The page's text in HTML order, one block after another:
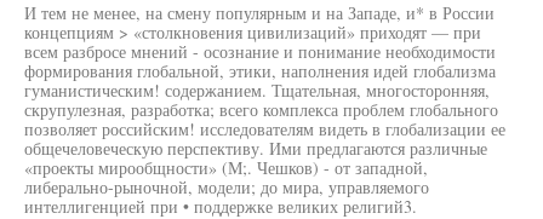
И тем не менее, на смену популярным и на Западе, и* в России
концепциям > «столкновения цивилизаций» приходят — при
всем разбросе мнений - осознание и понимание необходимости
формирования глобальной, этики, наполнения идей глобализма
гуманистическим! содержанием. Тщательная, многосторонняя,
скрупулезная, разработка; всего комплекса проблем глобального
позволяет российским! исследователям видеть в глобализации ее
общечеловеческую перспективу. Ими предлагаются различные
«проекты мирообщности» (М;. Чешков) - от западной,
либерально-рыночной, модели; до мира, управляемого
интеллигенцией при • поддержке великих религий3.